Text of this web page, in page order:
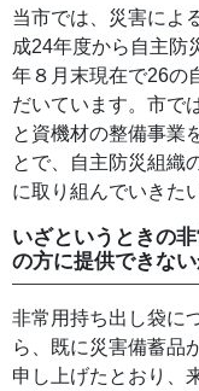
当市では、災害によ
成24年度から自主防
年８月末現在で26の
だいています。市で
と資機材の整備事業
とで、自主防災組織
に取り組んでいきた
いざというときの
の方に提供できな
非常用持ち出し袋に
ら、既に災害備蓄品
申し上げたとおり、